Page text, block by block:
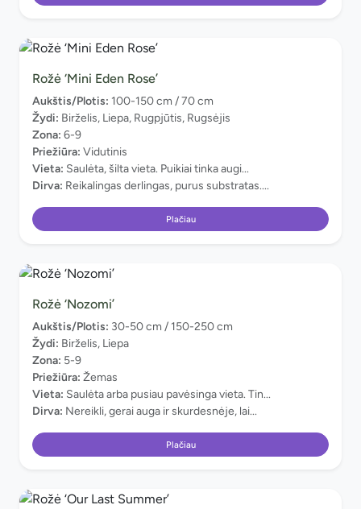
Rožė ‘Mini Eden Rose’
Aukštis/Plotis: 100-150 cm / 70 cm
Žydi: Birželis, Liepa, Rugpjūtis, Rugsėjis
Zona: 6-9
Priežiūra: Vidutinis
Vieta: Saulėta, šilta vieta. Puikiai tinka augi...
Dirva: Reikalingas derlingas, purus substratas....
Plačiau
Rožė ‘Nozomi’
Aukštis/Plotis: 30-50 cm / 150-250 cm
Žydi: Birželis, Liepa
Zona: 5-9
Priežiūra: Žemas
Vieta: Saulėta arba pusiau pavėsinga vieta. Tin...
Dirva: Nereikli, gerai auga ir skurdesnėje, lai...
Plačiau